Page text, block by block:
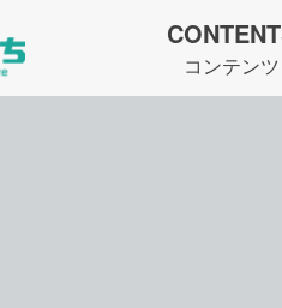
コンテンツ